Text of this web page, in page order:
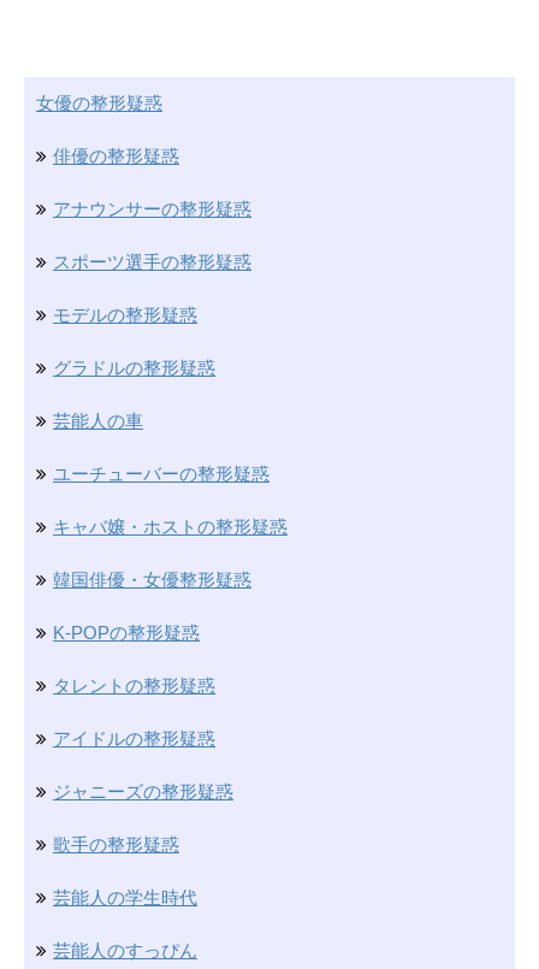
女優の整形疑惑
俳優の整形疑惑
アナウンサーの整形疑惑
スポーツ選手の整形疑惑
モデルの整形疑惑
グラドルの整形疑惑
芸能人の車
ユーチューバーの整形疑惑
キャバ嬢・ホストの整形疑惑
韓国俳優・女優整形疑惑
K-POPの整形疑惑
タレントの整形疑惑
アイドルの整形疑惑
ジャニーズの整形疑惑
歌手の整形疑惑
芸能人の学生時代
芸能人のすっぴん